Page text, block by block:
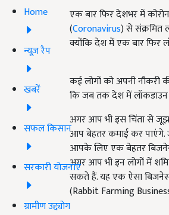
Home
न्यूज़ रैप
खबरें
सफल किसान
सरकारी योजनाएं
ग्रामीण उद्द्योग
एक बार फिर देशभर में
(Coronavirus) से संक्रमित
क्योंकि देश में एक बार फिर
कई लोगों को अपनी नौकरी
कि जब तक देश में लॉकडाउन
अगर आप भी इस चिंता से
आप बेहतर कमाई कर पाएंगे.
आपके लिए एक बेहतर
अगर आप भी इन लोगों में
सकते हैं. यह एक ऐसा
(Rabbit Farming